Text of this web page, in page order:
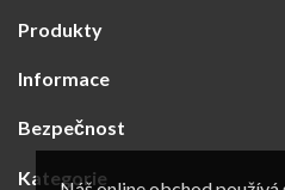
Produkty
Informace
Bezpečnost
Kategorie